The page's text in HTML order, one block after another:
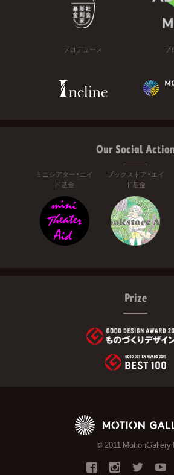
プロデュース プ
Our Social Action
ミニシアター・エイ
ド基金
ブックストア・エイ
ド基金
Prize
© 2011 MotionGallery